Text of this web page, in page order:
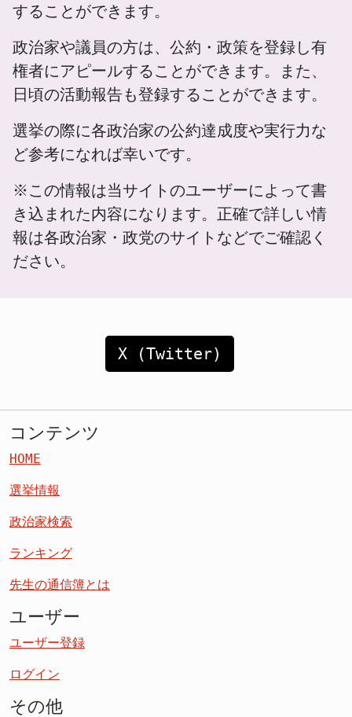
することができます。
政治家や議員の方は、公約・政策を登録し有
権者にアピールすることができます。また、
日頃の活動報告も登録することができます。
選挙の際に各政治家の公約達成度や実行力な
ど参考になれば幸いです。
※この情報は当サイトのユーザーによって書
き込まれた内容になります。正確で詳しい情
報は各政治家・政党のサイトなどでご確認く
ださい。
X (Twitter)
コンテンツ
HOME
選挙情報
政治家検索
ランキング
先生の通信簿とは
ユーザー
ユーザー登録
ログイン
その他